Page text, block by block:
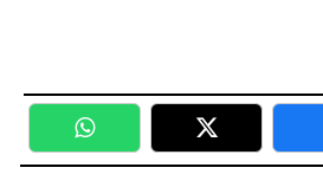
WhatsApp Twitter